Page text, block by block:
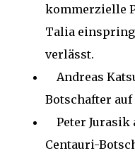
kommerzielle
Talia
verlässt.
Andreas
Botschafter auf
Peter Jurasik
Centauri-